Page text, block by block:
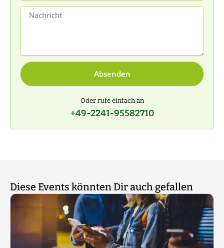
Nachricht
Absenden
Oder rufe einfach an
+49-2241-95582710
Diese Events könnten Dir auch gefallen